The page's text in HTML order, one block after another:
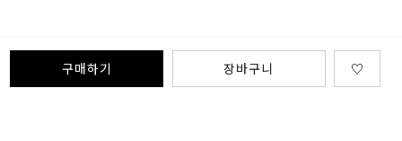
구매하기 장바구니 ♡